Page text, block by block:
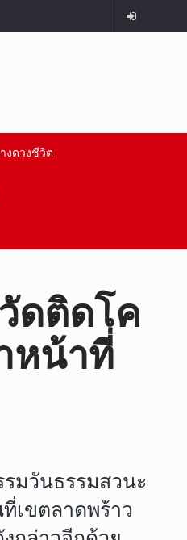
งดวงชีวิต
ดติดโค
หน้าที่
มวันธรรมสวนะ
เขตลาดพร้าว